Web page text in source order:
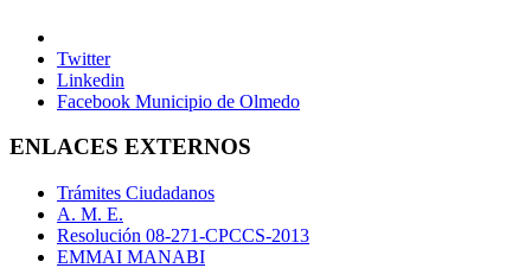
Twitter
Linkedin
Facebook Municipio de Olmedo
ENLACES EXTERNOS
Trámites Ciudadanos
A. M. E.
Resolución 08-271-CPCCS-2013
EMMAI MANABI